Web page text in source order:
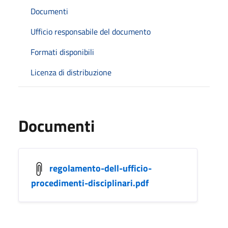
Documenti
Ufficio responsabile del documento
Formati disponibili
Licenza di distribuzione
Documenti
regolamento-dell-ufficio-
procedimenti-disciplinari.pdf